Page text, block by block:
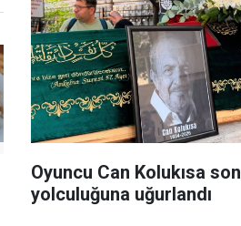
Oyuncu Can Kolukısa son
yolculuğuna uğurlandı